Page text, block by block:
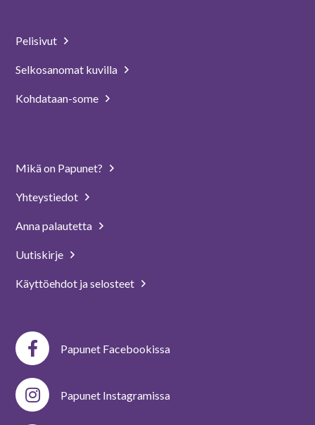
Pelisivut
Selkosanomat kuvilla
Kohdataan-some
Mikä on Papunet?
Yhteystiedot
Anna palautetta
Uutiskirje
Käyttöehdot ja selosteet
Papunet Facebookissa
Papunet Instagramissa